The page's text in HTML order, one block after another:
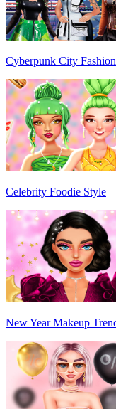
Cyberpunk City Fashion
Celebrity Foodie Style
New Year Makeup